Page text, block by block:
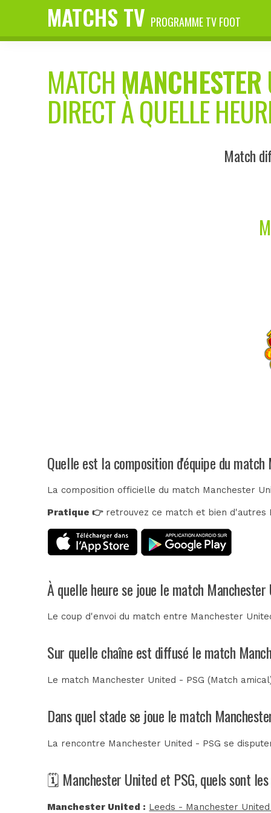
MATCHS TV PROGRAMME TV FOOT
MATCH
DIRECT À QUELLE
Match
Quelle est la composition d'équipe du
La composition officielle du match Manchester
Pratique 👉retrouvez ce match et bien d'autres
À quelle heure se joue le match Manchester
Le coup d'envoi du match entre Manchester
Sur quelle chaîne est diffusé le match
Le match Manchester United - PSG (Match
Dans quel stade se joue le match
La rencontre Manchester United - PSG se
🗓️ Manchester United et PSG, quels sont
Manchester United : Leeds - Manchester